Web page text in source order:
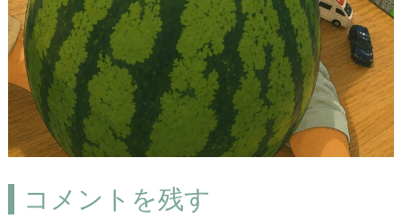
コメントを残す